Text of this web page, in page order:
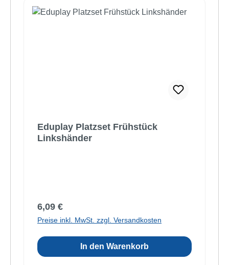
Eduplay Platzset Frühstück
Linkshänder
Regulärer Preis:
6,09 €
Preise inkl. MwSt. zzgl. Versandkosten
In den Warenkorb